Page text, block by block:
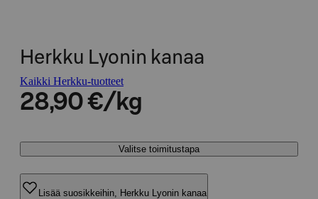
Herkku Lyonin kanaa
Kaikki Herkku-tuotteet
28,90 €/kg
Valitse toimitustapa
Lisää suosikkeihin, Herkku Lyonin kanaa